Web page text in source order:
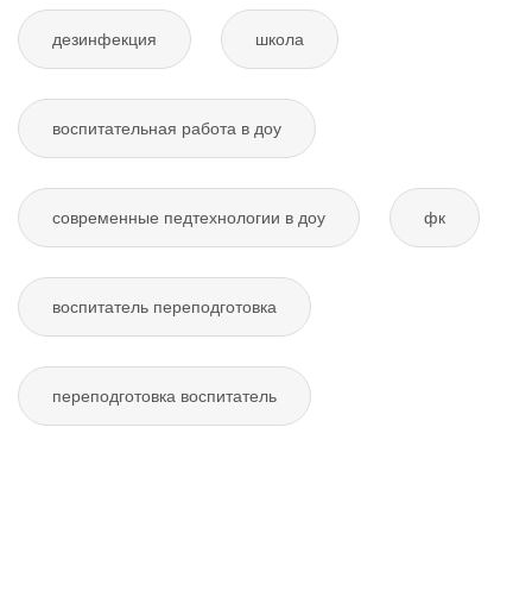
дезинфекция школа
воспитательная работа в доу
современные педтехнологии в доу фк
воспитатель переподготовка
переподготовка воспитатель